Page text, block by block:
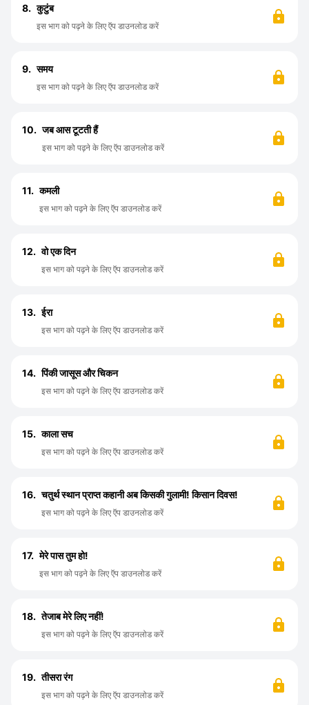
8. कुटुंब
इस भाग को पढ़ने के लिए ऍप डाउनलोड करें
9. समय
इस भाग को पढ़ने के लिए ऍप डाउनलोड करें
10. जब आस टूटती हैं
इस भाग को पढ़ने के लिए ऍप डाउनलोड करें
11. कमली
इस भाग को पढ़ने के लिए ऍप डाउनलोड करें
12. वो एक दिन
इस भाग को पढ़ने के लिए ऍप डाउनलोड करें
13. ईरा
इस भाग को पढ़ने के लिए ऍप डाउनलोड करें
14. पिंकी जासूस और चिकन
इस भाग को पढ़ने के लिए ऍप डाउनलोड करें
15. काला सच
इस भाग को पढ़ने के लिए ऍप डाउनलोड करें
16. चतुर्थ स्थान प्राप्त कहानी अब किसकी गुलामी! किसान दिवस!
इस भाग को पढ़ने के लिए ऍप डाउनलोड करें
17. मेरे पास तुम हो!
इस भाग को पढ़ने के लिए ऍप डाउनलोड करें
18. तेजाब मेरे लिए नहीं!
इस भाग को पढ़ने के लिए ऍप डाउनलोड करें
19. तीसरा रंग
इस भाग को पढ़ने के लिए ऍप डाउनलोड करें